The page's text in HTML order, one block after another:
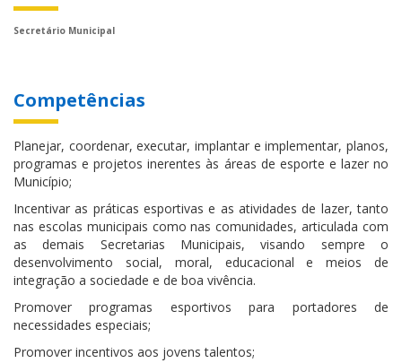
Secretário Municipal
Competências
Planejar, coordenar, executar, implantar e implementar, planos,
programas e projetos inerentes às áreas de esporte e lazer no
Município;
Incentivar as práticas esportivas e as atividades de lazer, tanto
nas escolas municipais como nas comunidades, articulada com
as demais Secretarias Municipais, visando sempre o
desenvolvimento social, moral, educacional e meios de
integração a sociedade e de boa vivência.
Promover programas esportivos para portadores de
necessidades especiais;
Promover incentivos aos jovens talentos;